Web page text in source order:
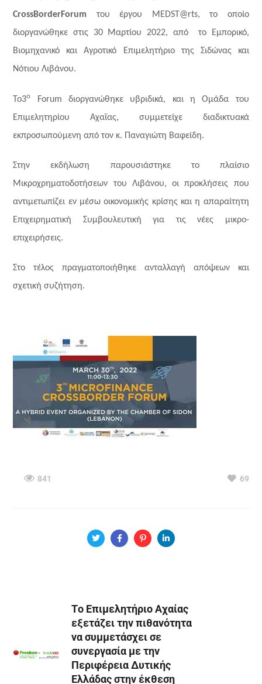
CrossBorderForum του έργου MEDST@rts, το οποίο
διοργανώθηκε στις 30 Μαρτίου 2022, από το Εμπορικό,
Βιομηχανικό και Αγροτικό Επιμελητήριο της Σιδώνας και
Νότιου Λιβάνου.
To3ο Forum διοργανώθηκε υβριδικά, και η Ομάδα του
Επιμελητηρίου Αχαΐας, συμμετείχε διαδικτυακά
εκπροσωπούμενη από τον κ. Παναγιώτη Βαφείδη.
Στην εκδήλωση παρουσιάστηκε το πλαίσιο
Μικροχρηματοδοτήσεων του Λιβάνου, οι προκλήσεις που
αντιμετωπίζει εν μέσω οικονομικής κρίσης και η απαραίτητη
Επιχειρηματική Συμβουλευτική για τις νέες μικρο-
επιχειρήσεις.
Στο τέλος πραγματοποιήθηκε ανταλλαγή απόψεων και
σχετική συζήτηση.
841 69
Tο Επιμελητήριο Αχαίας
εξετάζει την πιθανότητα
να συμμετάσχει σε
συνεργασία με την
Περιφέρεια Δυτικής
Ελλάδας στην έκθεση